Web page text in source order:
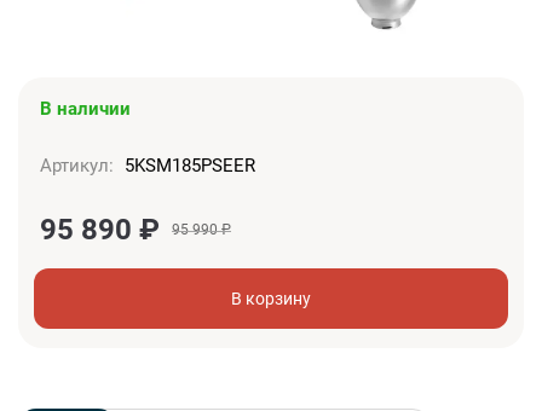
В наличии
Артикул: 5KSM185PSEER
95 890 ₽ 95 990₽
В корзину